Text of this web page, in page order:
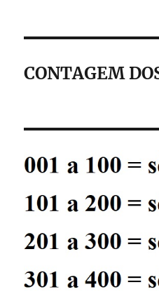
CONTAGEM